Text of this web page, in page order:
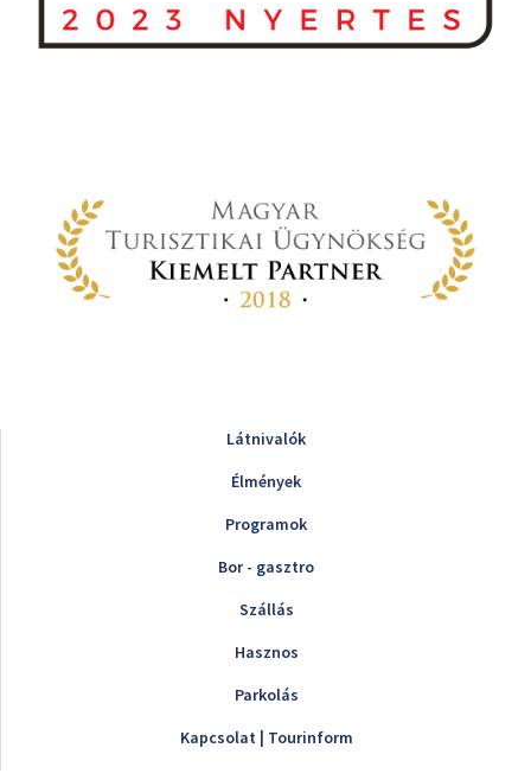
Látnivalók
Élmények
Programok
Bor - gasztro
Szállás
Hasznos
Parkolás
Kapcsolat | Tourinform